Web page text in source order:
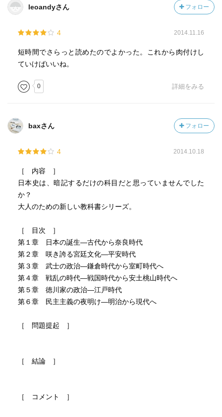
leoandyさん フォロー
4 2014.11.16
短時間でさらっと読めたのでよかった。これから肉付けし
ていけばいいね。
0 詳細をみる
baxさん フォロー
4 2014.10.18
［ 内容 ］
日本史は、暗記するだけの科目だと思っていませんでした
か？
大人のための新しい教科書シリーズ。
［ 目次 ］
第１章 日本の誕生―古代から奈良時代
第２章 咲き誇る宮廷文化―平安時代
第３章 武士の政治―鎌倉時代から室町時代へ
第４章 戦乱の時代―戦国時代から安土桃山時代へ
第５章 徳川家の政治―江戸時代
第６章 民主主義の夜明け―明治から現代へ
［ 問題提起 ］
［ 結論 ］
［ コメント ］